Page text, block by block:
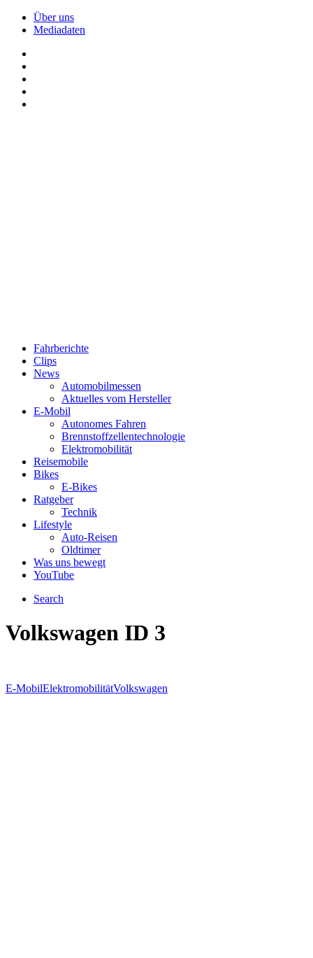
Über uns
Mediadaten
Fahrberichte
Clips
News
Automobilmessen
Aktuelles vom Hersteller
E-Mobil
Autonomes Fahren
Brennstoffzellentechnologie
Elektromobilität
Reisemobile
Bikes
E-Bikes
Ratgeber
Technik
Lifestyle
Auto-Reisen
Oldtimer
Was uns bewegt
YouTube
Search
Volkswagen ID 3
E-MobilElektromobilitätVolkswagen